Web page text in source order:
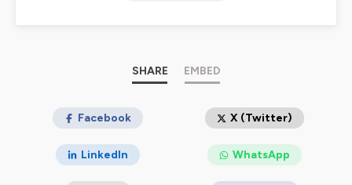
tend son micro à ceux qui agissent au quotidien pour
faire bouger les lignes.
enseignant-chercheur de l'ICP rencontre un porteur de
leurs actions pour redessiner l'avenir du monde... et
nous donnent10 raisons d'espérer.
SHARE EMBED
Facebook X (Twitter)
LinkedIn WhatsApp